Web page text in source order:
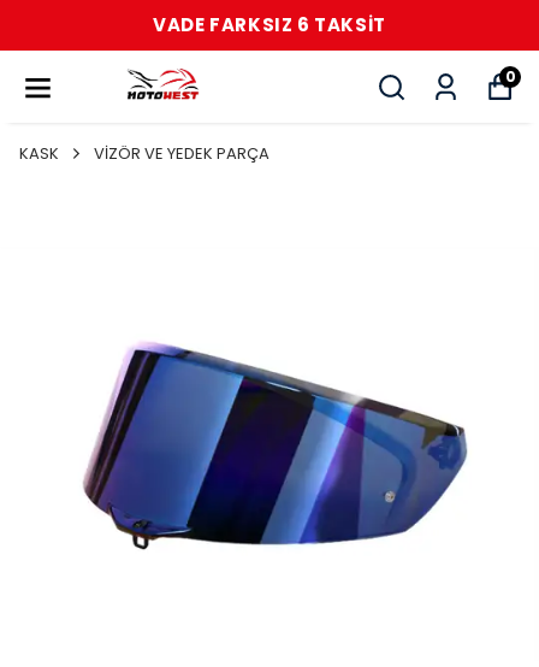
VADE FARKSIZ 6 TAKSİT
0
KASK VİZÖR VE YEDEK PARÇA